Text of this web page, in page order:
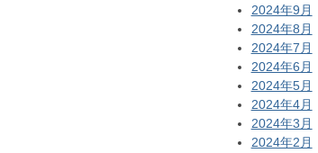
2024年9月
2024年8月
2024年7月
2024年6月
2024年5月
2024年4月
2024年3月
2024年2月